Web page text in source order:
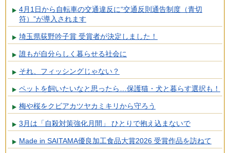
4月1日から自転車の交通違反に“交通反則通告制度（青切
符）”が導入されます
埼玉県荻野吟子賞 受賞者が決定しました！
誰もが自分らしく暮らせる社会に
それ、フィッシングじゃない？
ペットを飼いたいなと思ったら…保護猫・犬と暮らす選択も！
梅や桜をクビアカツヤカミキリから守ろう
3月は「自殺対策強化月間」 ひとりで抱え込まないで
Made in SAITAMA優良加工食品大賞2026 受賞作品を訪ねて